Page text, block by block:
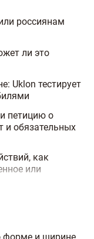
россиянам
ли это
Uklon тестирует
петицию о
и обязательных
как
или